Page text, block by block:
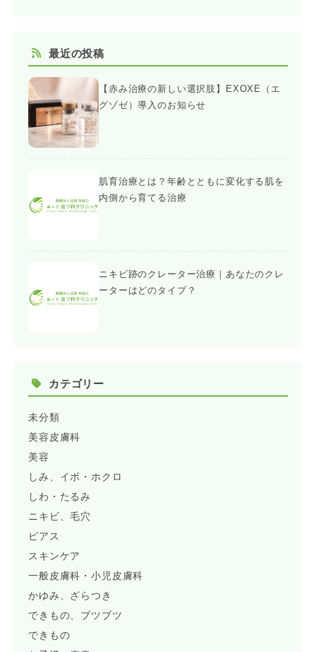
最近の投稿
【赤み治療の新しい選択肢】EXOXE（エ
グゾゼ）導入のお知らせ
肌育治療とは？年齢とともに変化する肌を
内側から育てる治療
ニキビ跡のクレーター治療｜あなたのクレ
ーターはどのタイプ？
カテゴリー
未分類
美容皮膚科
美容
しみ、イボ・ホクロ
しわ・たるみ
ニキビ、毛穴
ピアス
スキンケア
一般皮膚科・小児皮膚科
かゆみ、ざらつき
できもの、ブツブツ
できもの